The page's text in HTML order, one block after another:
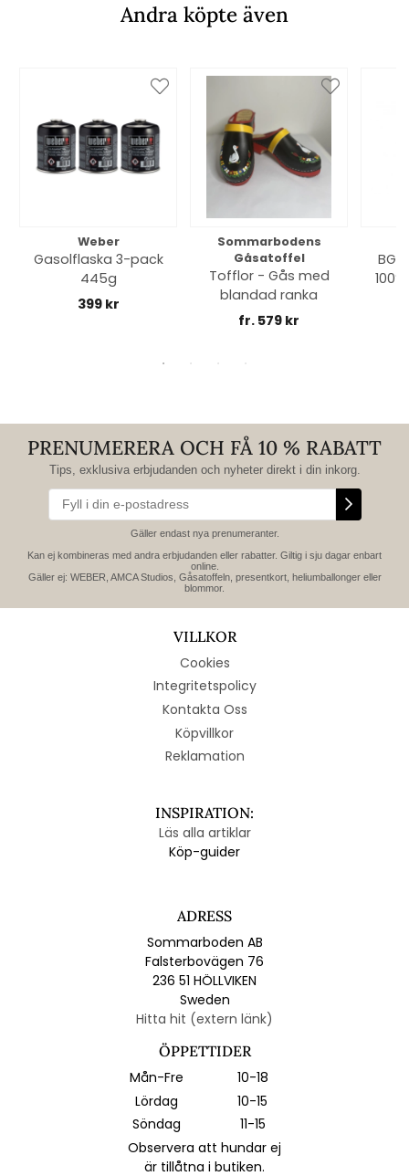
Andra köpte även
Weber
Gasolflaska 3-pack
445g
399 kr
Sommarbodens
Gåsatoffel
Tofflor - Gås med
blandad ranka
fr. 579 kr
PRENUMERERA OCH FÅ 10 % RABATT
Tips, exklusiva erbjudanden och nyheter direkt i din inkorg.
Gäller endast nya prenumeranter.
Kan ej kombineras med andra erbjudanden eller rabatter. Giltig i sju dagar enbart
online.
Gäller ej: WEBER, AMCA Studios, Gåsatoffeln, presentkort, heliumballonger eller
blommor.
VILLKOR
Cookies
Integritetspolicy
Kontakta Oss
Köpvillkor
Reklamation
INSPIRATION:
Läs alla artiklar
Köp-guider
ADRESS
Sommarboden AB
Falsterbovägen 76
236 51 HÖLLVIKEN
Sweden
Hitta hit (extern länk)
ÖPPETTIDER
Mån-Fre
10-18
Lördag
10-15
Söndag
11-15
Observera att hundar ej
är tillåtna i butiken.